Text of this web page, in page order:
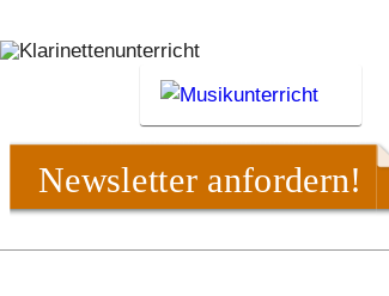
Newsletter anfordern!